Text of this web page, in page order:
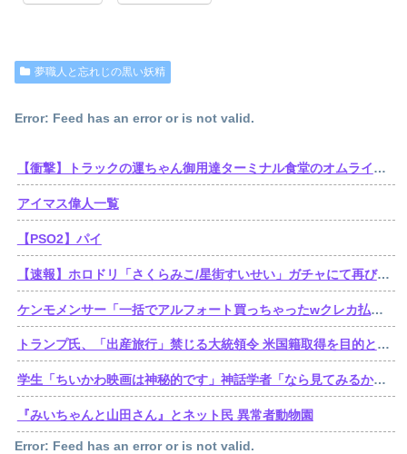
夢職人と忘れじの黒い妖精
Error: Feed has an error or is not valid.
【衝撃】トラックの運ちゃん御用達ターミナル食堂のオムライスが強すぎるｗｗｗｗｗ(※画像あり)
アイマス偉人一覧
【PSO2】パイ
【速報】ホロドリ「さくらみこ/星街すいせい」ガチャにて再びセルラン1位達成！
ケンモメンサー「一括でアルフォート買っちゃったwクレカ払いで来月の俺ごめんねー」銀行「デビットカードなんで即時引き落としです」
トランプ氏、「出産旅行」禁じる大統領令 米国籍取得を目的とした中国人らの渡米を問題視
学生「ちいかわ映画は神秘的です」神話学者「なら見てみるか…」
『みいちゃんと山田さん』とネット民 異常者動物園
Error: Feed has an error or is not valid.